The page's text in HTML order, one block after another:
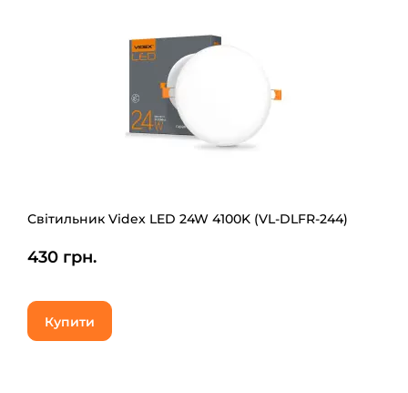
Світильник Videx LED 24W 4100K (VL-DLFR-244)
430 грн.
Купити